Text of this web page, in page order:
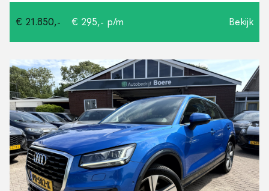
€ 21.850,- € 295,- p/m Bekijk